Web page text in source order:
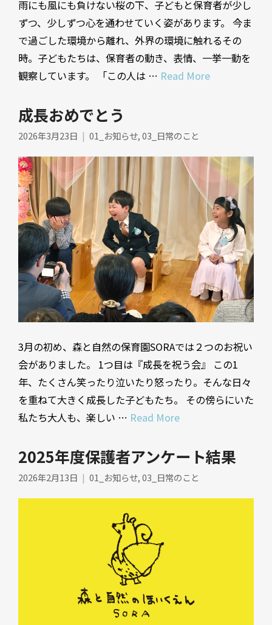
雨にも風にも負けない桜の下、子どもと保育者が少し
ずつ、少しずつ心を通わせていく姿があります。 今ま
で過ごした環境から離れ、外界の環境に触れるその
時。子どもたちは、保育者の動き、表情、一挙一動を
観察しています。 「この人は … Read More
成長おめでとう
2026年3月23日 01_お知らせ,03_日常のこと
3月の初め、森と自然の保育園SORAでは２つのお祝い
会がありました。 1つ目は『成長を祝う会』 この1
年、たくさん笑ったり泣いたり怒ったり。そんな日々
を重ねて大きく成長した子どもたち。 その傍らにいた
私たち大人も、楽しい … Read More
2025年度保護者アンケート結果
2026年2月13日 01_お知らせ,03_日常のこと